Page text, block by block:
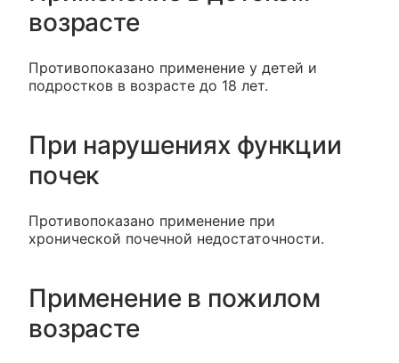
возрасте
Противопоказано применение у детей и
подростков в возрасте до 18 лет.
При нарушениях функции
почек
Противопоказано применение при
хронической почечной недостаточности.
Применение в пожилом
возрасте